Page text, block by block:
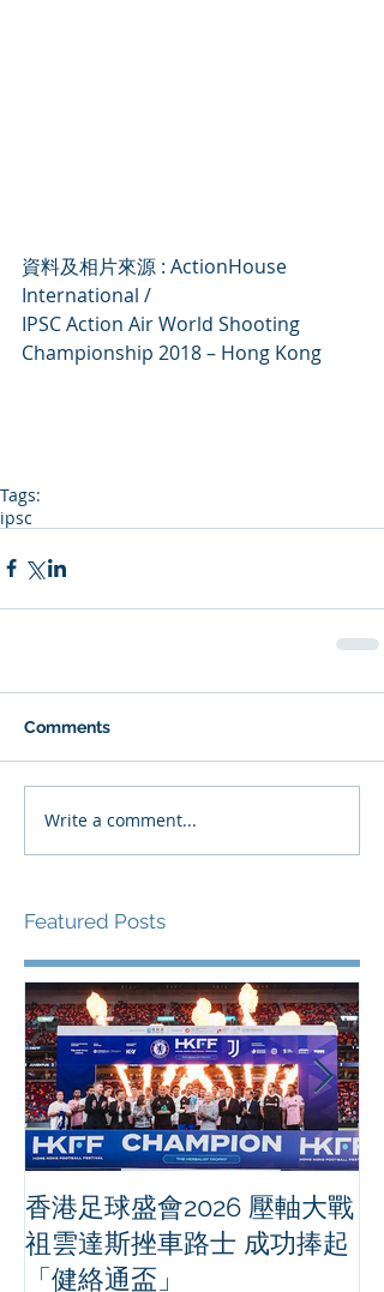
資料及相片來源 : ActionHouse
International /
IPSC Action Air World Shooting
Championship 2018 – Hong Kong
Tags:
ipsc
Comments
Write a comment...
Featured Posts
香港足球盛會2026 壓軸大戰
祖雲達斯挫車路士 成功捧起
「健絡通盃」